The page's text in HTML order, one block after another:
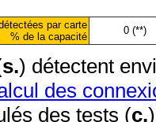
par carte
% de la capacité
0 (**)
s.) détectent
des
des tests (c.